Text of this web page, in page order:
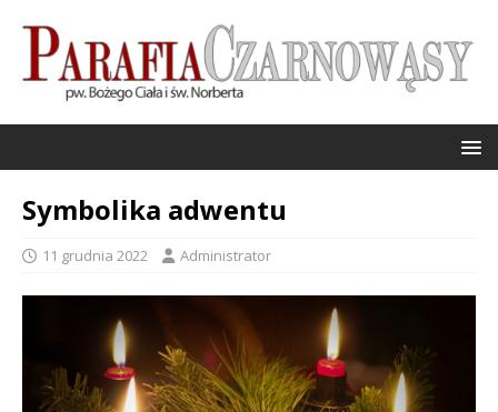
Symbolika adwentu
11 grudnia 2022 Administrator